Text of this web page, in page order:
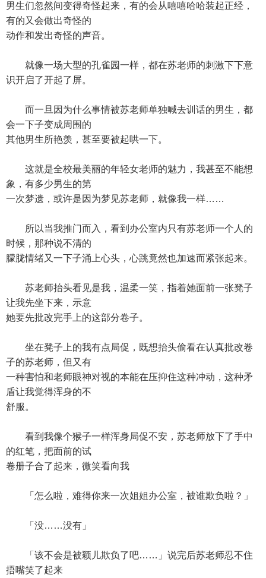
男生们忽然间变得奇怪起来，有的会从嘻嘻哈哈装起正经，
有的又会做出奇怪的
动作和发出奇怪的声音。
就像一场大型的孔雀园一样，都在苏老师的刺激下下意
识开启了开起了屏。
而一旦因为什么事情被苏老师单独喊去训话的男生，都
会一下子变成周围的
其他男生所艳羡，甚至要被起哄一下。
这就是全校最美丽的年轻女老师的魅力，我甚至不能想
象，有多少男生的第
一次梦遗，或许是因为梦见苏老师，就像我一样……
所以当我推门而入，看到办公室内只有苏老师一个人的
时候，那种说不清的
朦胧情绪又一下子涌上心头，心跳竟然也加速而紧张起来。
苏老师抬头看见是我，温柔一笑，指着她面前一张凳子
让我先坐下来，示意
她要先批改完手上的这部分卷子。
坐在凳子上的我有点局促，既想抬头偷看在认真批改卷
子的苏老师，但又有
一种害怕和老师眼神对视的本能在压抑住这种冲动，这种矛
盾让我觉得浑身的不
舒服。
看到我像个猴子一样浑身局促不安，苏老师放下了手中
的红笔，把面前的试
卷册子合了起来，微笑看向我
「怎么啦，难得你来一次姐姐办公室，被谁欺负啦？」
「没……没有」
「该不会是被颖儿欺负了吧……」说完后苏老师忍不住
捂嘴笑了起来